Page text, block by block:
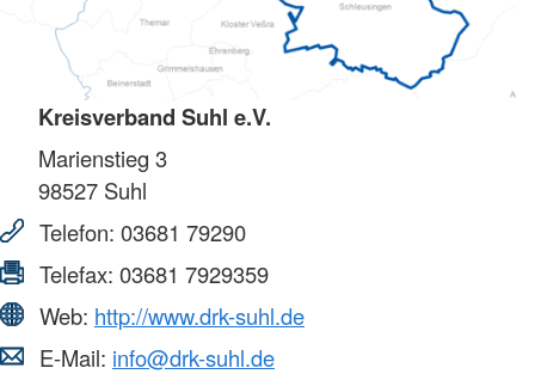
Kreisverband Suhl e.V.
Marienstieg 3
98527 Suhl
Telefon: 03681 79290
Telefax: 03681 7929359
Web: http://www.drk-suhl.de
E-Mail: info@drk-suhl.de